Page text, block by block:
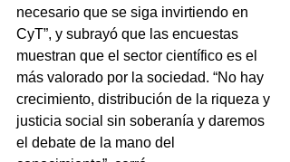
necesario que se siga invirtiendo en
CyT”, y subrayó que las encuestas
muestran que el sector científico es el
más valorado por la sociedad. “No hay
crecimiento, distribución de la riqueza y
justicia social sin soberanía y daremos
el debate de la mano del